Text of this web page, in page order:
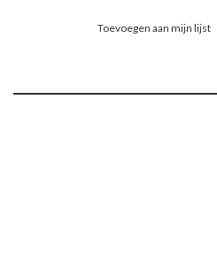
Toevoegen aan mijn lijst